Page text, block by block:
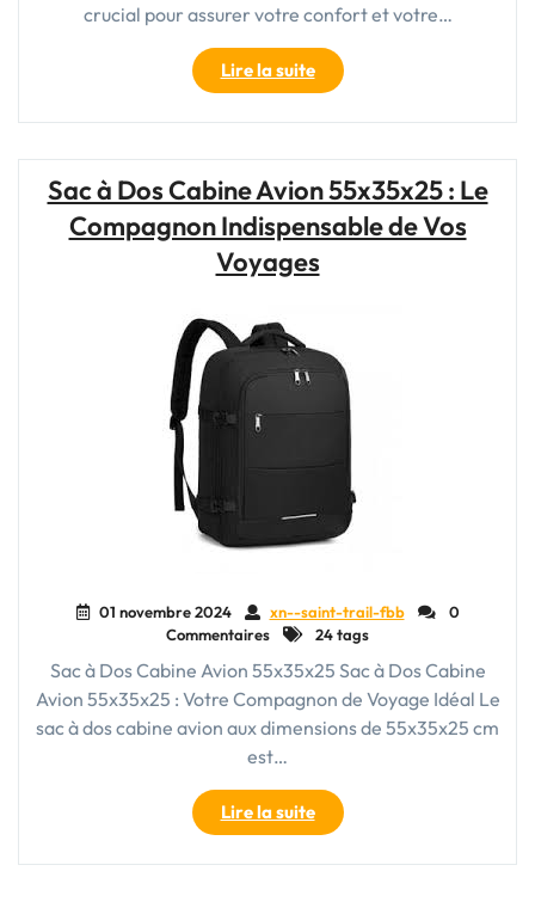
crucial pour assurer votre confort et votre…
Lire la suite"Choisir
le
Sac
Parfait
pour
Voyage
Sac à Dos Cabine Avion 55x35x25 : Le
Compagnon Indispensable de Vos
Voyages
01 novembre 2024 xn--saint-trail-fbb
0
Commentaires
24 tags
Sac à Dos Cabine Avion 55x35x25 Sac à Dos Cabine
Avion 55x35x25 : Votre Compagnon de Voyage Idéal Le
sac à dos cabine avion aux dimensions de 55x35x25 cm
est…
Lire la suite"Sac
à
Dos